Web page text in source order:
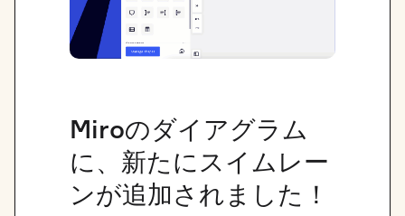
Miroのダイアグラム
に、新たにスイムレー
ンが追加されました！